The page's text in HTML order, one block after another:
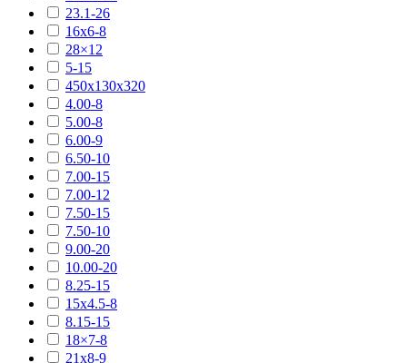
23.1-26
16х6-8
28×12
5-15
450х130х320
4.00-8
5.00-8
6.00-9
6.50-10
7.00-15
7.00-12
7.50-15
7.50-10
9.00-20
10.00-20
8.25-15
15х4.5-8
8.15-15
18×7-8
21х8-9